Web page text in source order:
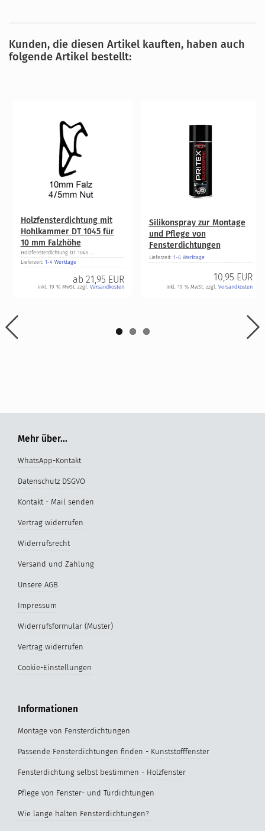
Kunden, die diesen Artikel kauften, haben auch
folgende Artikel bestellt:
Holzfensterdichtung mit
Hohlkammer DT 1045 für
10 mm Falzhöhe
Holzfensterdichtung DT 1045 ...
Lieferzeit: 1-4 Werktage
ab 21,95 EUR
inkl. 19 % MwSt. zzgl. Versandkosten
Silikonspray zur Montage
und Pflege von
Fensterdichtungen
Lieferzeit: 1-4 Werktage
10,95 EUR
inkl. 19 % MwSt. zzgl. Versandkosten
Mehr über...
WhatsApp-Kontakt
Datenschutz DSGVO
Kontakt - Mail senden
Vertrag widerrufen
Widerrufsrecht
Versand und Zahlung
Unsere AGB
Impressum
Widerrufsformular (Muster)
Vertrag widerrufen
Cookie-Einstellungen
Informationen
Montage von Fensterdichtungen
Passende Fensterdichtungen finden - Kunststofffenster
Fensterdichtung selbst bestimmen - Holzfenster
Pflege von Fenster- und Türdichtungen
Wie lange halten Fensterdichtungen?